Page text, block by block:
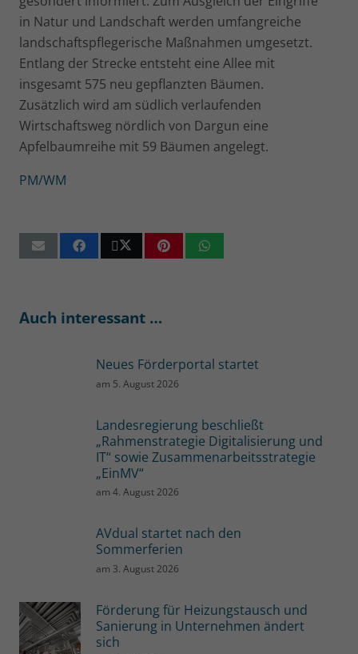
in Natur und Landschaft werden umfangreiche
landschaftspflegerische Maßnahmen umgesetzt.
Entlang der Strecke entsteht eine Allee mit
insgesamt 575 neu gepflanzten Bäumen.
Zusätzlich wird am südlich verlaufenden
Wirtschaftsweg nördlich von Dargun eine
Apfelbaumreihe mit 59 Bäumen angelegt.
PM/WM
Auch interessant …
Neues Förderportal startet
am 5. August 2026
Landesregierung beschließt
„Rahmenstrategie Digitalisierung und
IT“ sowie Zusammenarbeitsstrategie
„EinMV“
am4. August 2026
AVdual startet nach den
Sommerferien
am 3. August 2026
Förderung für Heizungstausch und
Sanierung in Unternehmen ändert
sich